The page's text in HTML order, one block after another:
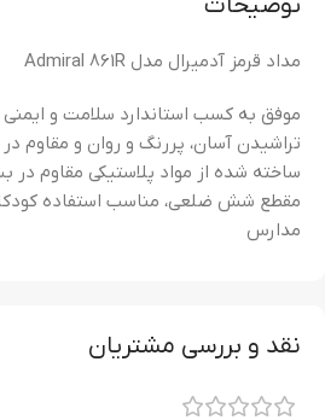
مداد قرمز آدمیرال مدل Admiral 861R
تراشیدن آسان، پررنگ و روان و مقاوم در
ساخته شده از مواد پلاستیکی مقاوم
مقطع شش ضلعی، مناسب استفاده
مدارس
نقد و بررسی مشتریان